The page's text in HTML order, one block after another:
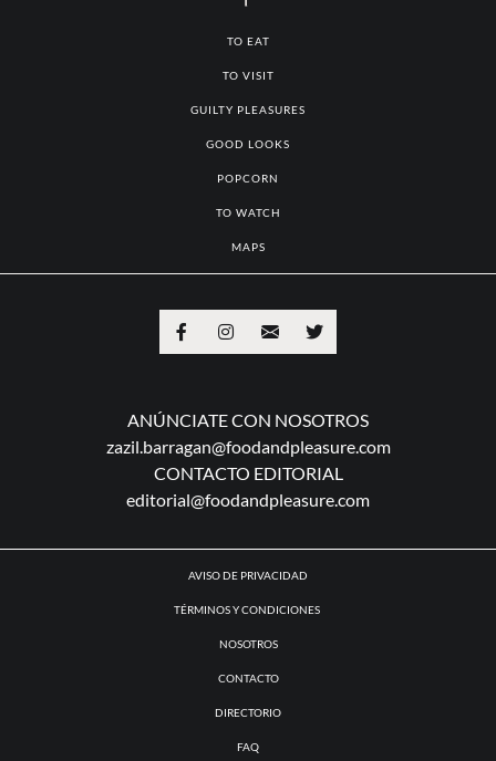
más de nuestro contenido
TO EAT
TO VISIT
GUILTY PLEASURES
TO WATCH
CONTACTO EDITORIAL
editorial@foodandpleasure.com
AVISO DE PRIVACIDAD
TÉRMINOS Y CONDICIONES